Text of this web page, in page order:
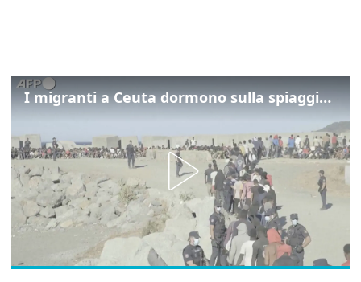
I migranti a Ceuta dormono sulla spiaggia: "Vogliamo entrare in Europa"